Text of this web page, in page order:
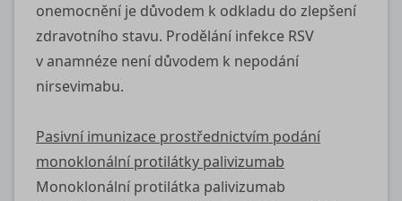
onemocnění je důvodem k odkladu do zlepšení
zdravotního stavu. Prodělání infekce RSV
v anamnéze není důvodem k nepodání
nirsevimabu.
Pasivní imunizace prostřednictvím podání
monoklonální protilátky palivizumab
Monoklonální protilátka palivizumab